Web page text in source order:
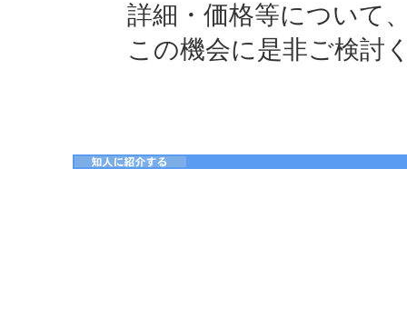
詳細・価格等について
この機会に是非ご検討